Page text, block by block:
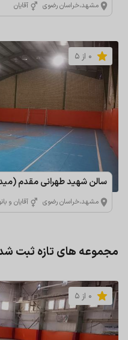
مشهد،خراسان رضوی آقایان
0 از 5
سالن شهید طهرانی مقدم
مشهد،خراسان رضوی آقایان و
مجموعه های تازه ثبت
0 از 5